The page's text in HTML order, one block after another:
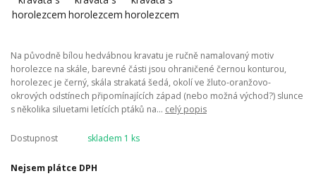
Na původně bílou hedvábnou kravatu je ručně namalovaný motiv
horolezce na skále, barevné části jsou ohraničené černou konturou,
horolezec je černý, skála strakatá šedá, okolí ve žluto-oranžovo-
okrových odstínech připomínajících západ (nebo možná východ?) slunce
s několika siluetami letících ptáků na... celý popis
Dostupnost skladem 1 ks
Nejsem plátce DPH